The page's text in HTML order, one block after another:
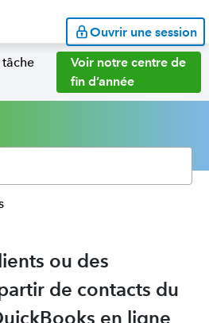
Ouvrir une session
tâche
Voir notre centre de
fin d’année
ou des
de contacts du
en ligne